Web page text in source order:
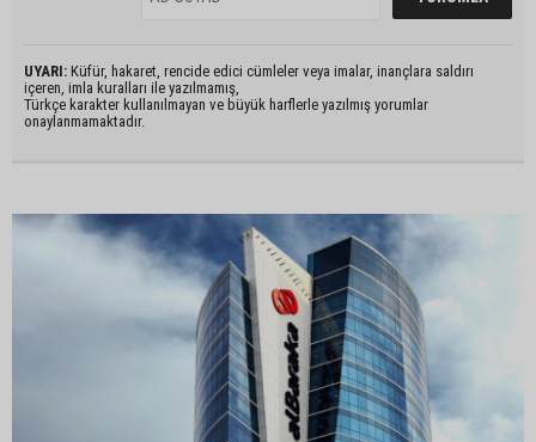
UYARI: Küfür, hakaret, rencide edici cümleler veya imalar, inançlara saldırı
içeren, imla kuralları ile yazılmamış,
Türkçe karakter kullanılmayan ve büyük harflerle yazılmış yorumlar
onaylanmamaktadır.